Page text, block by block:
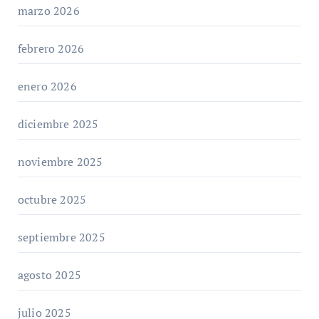
marzo 2026
febrero 2026
enero 2026
diciembre 2025
noviembre 2025
octubre 2025
septiembre 2025
agosto 2025
julio 2025